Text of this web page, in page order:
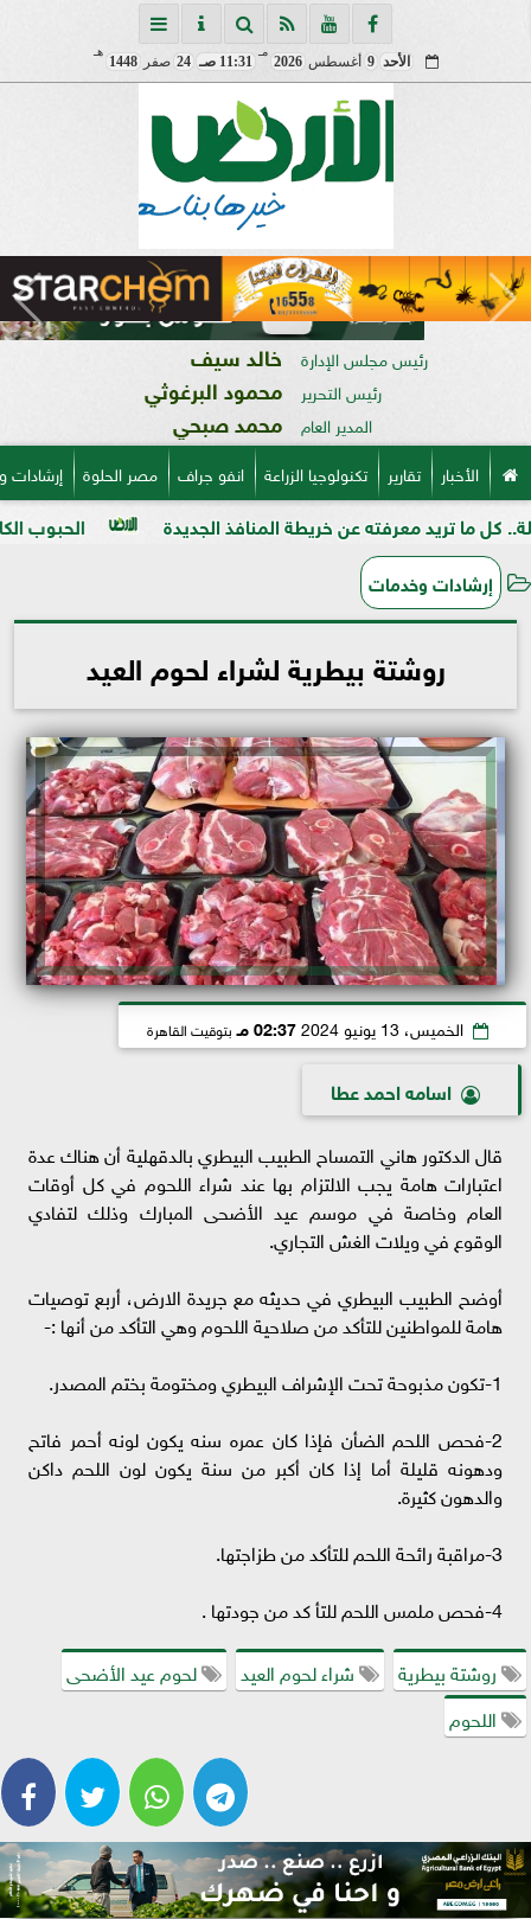
الأحد 9 أغسطس2026
مـ
11:31 صـ 24 صفر1448
هـ
رئيس مجلس الإدارة خالد سيف
رئيس التحرير محمود البرغوثي
المدير العام محمد صبحي
الأخبار تقارير تكنولوجيا الزراعة انفو جراف مصر الحلوة
الحبوب الكاملة معرفته عن خريطة المنافذ الجديدة
إرشادات وخدمات
روشتة بيطرية لشراء لحوم العيد
الخميس، 13 يونيو 2024 02:37 مـ بتوقيت القاهرة
اسامه احمد عطا
قال الدكتور هاني التمساح الطبيب البيطري بالدقهلية أن هناك عدة
اعتبارات هامة يجب الالتزام بها عند شراء اللحوم في كل أوقات
العام وخاصة في موسم عيد الأضحى المبارك وذلك لتفادي
الوقوع في ويلات الغش التجاري.
أوضح الطبيب البيطري في حديثه مع جريدة الارض، أربع توصيات
هامة للمواطنين للتأكد من صلاحية اللحوم وهي التأكد من أنها :-
1-تكون مذبوحة تحت الإشراف البيطري ومختومة بختم المصدر.
2-فحص اللحم الضأن فإذا كان عمره سنه يكون لونه أحمر فاتح
ودهونه قليلة أما إذا كان أكبر من سنة يكون لون اللحم داكن
والدهون كثيرة.
3-مراقبة رائحة اللحم للتأكد من طزاجتها.
4-فحص ملمس اللحم للتأ كد من جودتها .
روشتة بيطرية
شراء لحوم العيد
لحوم عيد الأضحى
اللحوم